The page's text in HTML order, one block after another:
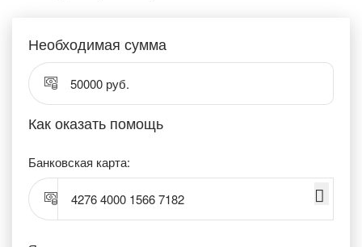
Необходимая сумма
50000 руб.
Как оказать помощь
Банковская карта:
4276 4000 1566 7182